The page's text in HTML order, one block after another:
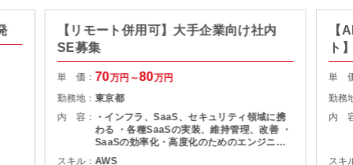
【リモート併用可】大手企業向け社内
SE募集
単 価： 70万円～80万円
勤務地：東京都
内 容：
・インフラ、SaaS、セキュリティ領域に携
わる ・各種SaaSの実装、維持管理、改善 ・
SaaSの効率化・高度化のためのエンジニア
リング ・SaaSのシステム課題・障害に対す
スキル：AWS
【
ト
単
勤務
内
スキ